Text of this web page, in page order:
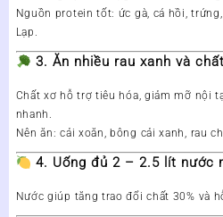
Nguồn protein tốt: ức gà, cá hồi,
Lạp.
3. Ăn nhiều rau xanh và
Chất xơ hỗ trợ tiêu hóa, giảm mỡ nội
nhanh.
Nên ăn: cải xoăn, bông cải xanh, rau
4. Uống đủ 2 – 2.5 lít nước
Nước giúp tăng trao đổi chất 30% và